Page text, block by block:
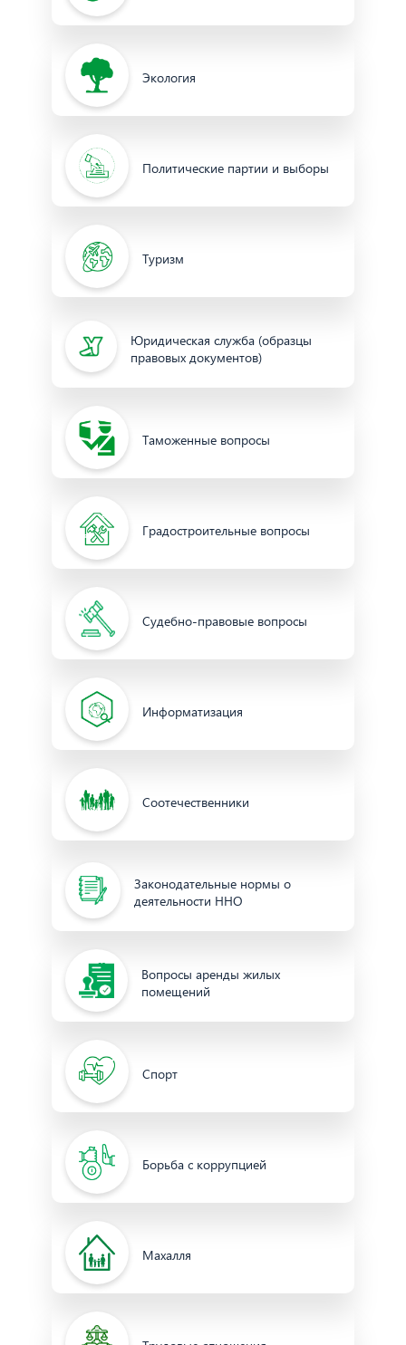
Экология
Политические партии и выборы
Туризм
Юридическая служба (образцы
правовых документов)
Таможенные вопросы
Градостроительные вопросы
Судебно-правовые вопросы
Информатизация
Соотечественники
Законодательные нормы о
деятельности ННО
Вопросы аренды жилых
помещений
Спорт
Борьба с коррупцией
Махалля